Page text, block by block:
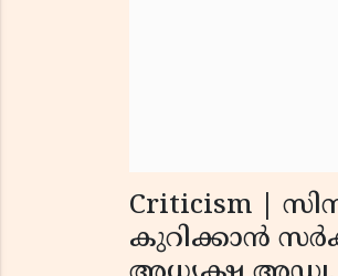
Criticism |
കുറിക്കാന്‍